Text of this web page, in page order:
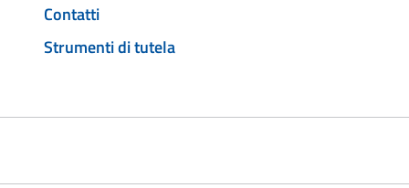
Contatti
Strumenti di tutela